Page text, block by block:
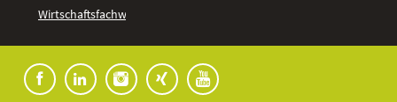
Wirtschaftsfachwirt
anderen Quellen